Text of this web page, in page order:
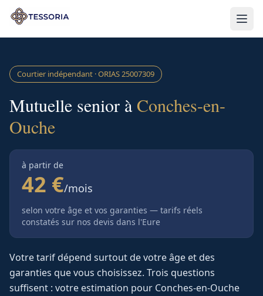
Aller au contenu principal
Courtier indépendant · ORIAS25007309
Mutuelle senior àConches-en-
Ouche
à partir de
42 €/mois
selon votre âge et vos garanties — tarifs réels
constatés sur nos devis dans l'Eure
Votre tarif dépend surtout de votre âge et des
garanties que vous choisissez. Trois questions
suffisent : votre estimation pour Conches-en-Ouche